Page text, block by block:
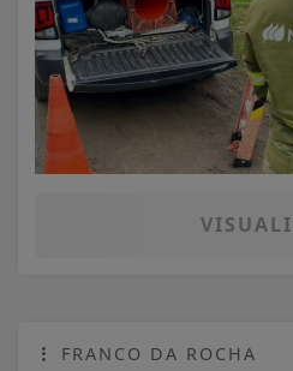
FRANCO DA ROCHA